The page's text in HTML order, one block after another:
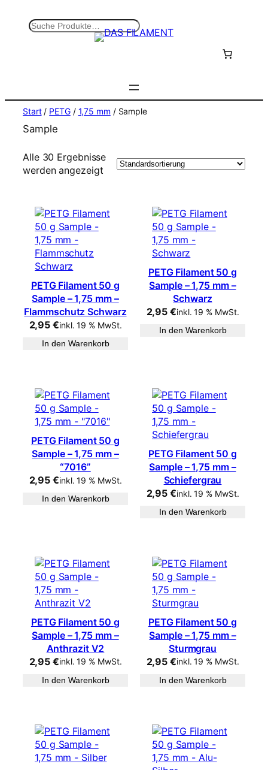
S
Start/ PETG/ 1,75 mm / Sample
Sample
Alle 30 Ergebnisse
werden angezeigt
PETG Filament 50 g
Sample – 1,75 mm –
Flammschutz Schwarz
2,95€inkl. 19 % MwSt.
In den Warenkorb
PETG Filament 50 g
Sample – 1,75 mm –
Schwarz
2,95€inkl. 19 % MwSt.
In den Warenkorb
PETG Filament 50 g
Sample – 1,75 mm –
“7016”
2,95€inkl. 19 % MwSt.
In den Warenkorb
PETG Filament 50 g
Sample – 1,75 mm –
Schiefergrau
2,95€inkl. 19 % MwSt.
In den Warenkorb
PETG Filament 50 g
Sample – 1,75 mm –
Anthrazit V2
2,95€inkl. 19 % MwSt.
In den Warenkorb
PETG Filament 50 g
Sample – 1,75 mm –
Sturmgrau
2,95€inkl. 19 % MwSt.
In den Warenkorb